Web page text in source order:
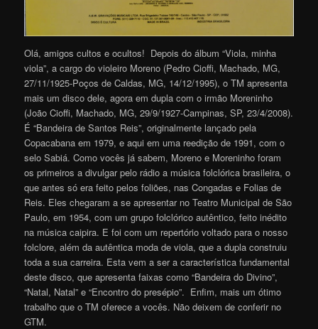
Olá, amigos cultos e ocultos! Depois do álbum “Viola, minha
viola”, a cargo do violeiro Moreno (Pedro Cioffi, Machado, MG,
27/11/1925-Poços de Caldas, MG, 14/12/1995), o TM apresenta
mais um disco dele, agora em dupla com o irmão Moreninho
(João Cioffi, Machado, MG, 29/9/1927-Campinas, SP, 23/4/2008).
É “Bandeira de Santos Reis”, originalmente lançado pela
Copacabana em 1979, e aqui em uma reedição de 1991, com o
selo Sabiá. Como vocês já sabem, Moreno e Moreninho foram
os primeiros a divulgar pelo rádio a música folclórica brasileira, o
que antes só era feito pelos foliões, nas Congadas e Folias de
Reis. Eles chegaram a se apresentar no Teatro Municipal de São
Paulo, em 1954, com um grupo folclórico autêntico, feito inédito
na música caipira. E foi com um repertório voltado para o nosso
folclore, além da autêntica moda de viola, que a dupla construiu
toda a sua carreira. Esta vem a ser a característica fundamental
deste disco, que apresenta faixas como “Bandeira do Divino”,
“Natal, Natal” e “Encontro do presépio”. Enfim, mais um ótimo
trabalho que o TM oferece a vocês. Não deixem de conferir no
GTM.